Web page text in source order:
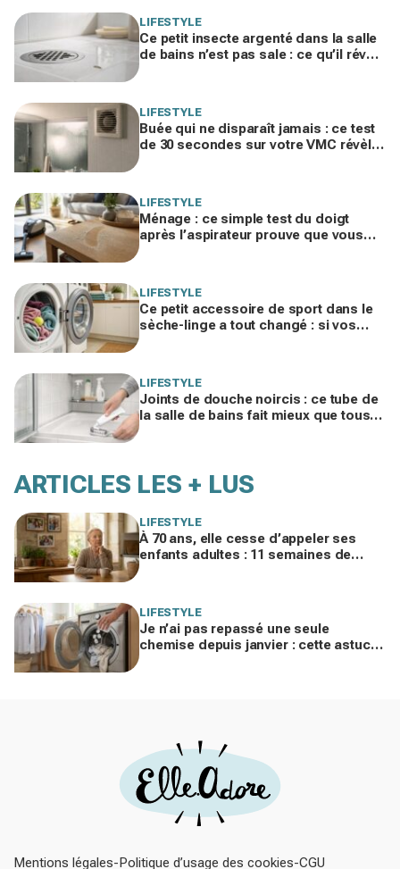
LIFESTYLE
Ce petit insecte argenté dans la salle
de bains n’est pas sale : ce qu’il révèle
LIFESTYLE
Buée qui ne disparaît jamais : ce test
de 30 secondes sur votre VMC révèle
LIFESTYLE
Ménage : ce simple test du doigt
après l’aspirateur prouve que vous
LIFESTYLE
Ce petit accessoire de sport dans le
sèche-linge a tout changé : si vos
LIFESTYLE
Joints de douche noircis : ce tube de
la salle de bains fait mieux que tous
ARTICLES LES + LUS
LIFESTYLE
À 70 ans, elle cesse d’appeler ses
enfants adultes : 11 semaines de
LIFESTYLE
Je n’ai pas repassé une seule
chemise depuis janvier : cette astuce
Mentions légales Politique d’usage des cookies CGU